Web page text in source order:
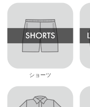
ショーツ